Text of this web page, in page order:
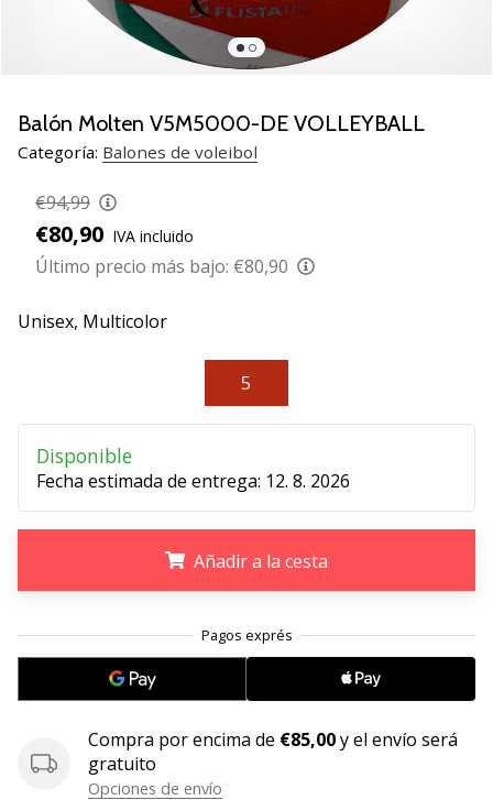
Navidad
jugadores
voleibol:
¡Nuestros
consejos
ayudarán
a
perfecto!
Encuentra…
11. 8. 2022
en
embajador
Weplayvolleyball!
consideras
un
Balón Molten V5M5000-DE VOLLEYBALL
Categoría: Balones de voleibol
€94,99
€80,90 IVA incluido
Último precio más bajo: €80,90
Unisex, Multicolor
5
Disponible
Fecha estimada de entrega: 12. 8. 2026
Añadir a la cesta
Compra por encima de €85,00y el envío será
gratuito
Opciones de envío